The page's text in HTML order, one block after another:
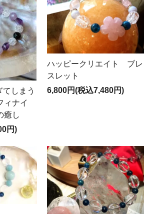
しまう
ナイ
癒し
円)
ハッピークリエイト ブレ
スレット
6,800円(税込7,480円)